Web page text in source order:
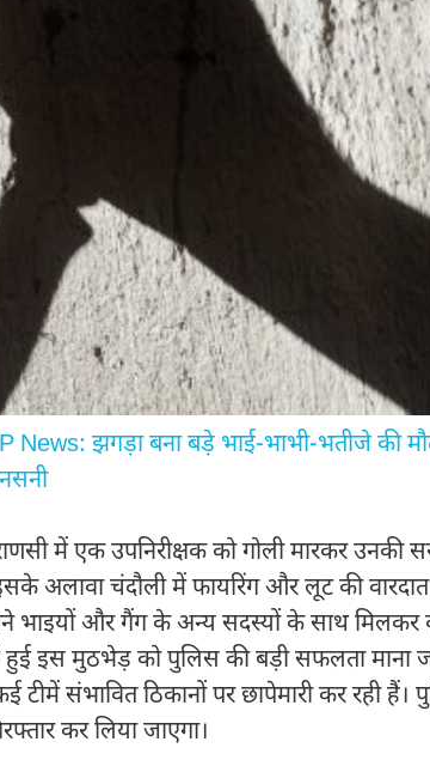
News: झगड़ा बना बड़े भाई-भाभी-भतीजे की
में एक उपनिरीक्षक को गोली मारकर
अलावा चंदौली में फायरिंग और लूट की
भाइयों और गैंग के अन्य सदस्यों के साथ
हुई इस मुठभेड़ को पुलिस की बड़ी सफलता माना
टीमें संभावित ठिकानों पर छापेमारी कर रही हैं।
कर लिया जाएगा।